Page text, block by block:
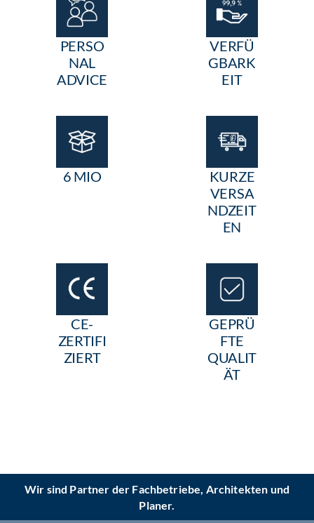
PERSO
NAL
ADVICE
VERFÜ
GBARK
EIT
6 MIO
KURZE
VERSA
NDZEIT
EN
CE-
ZERTIFI
ZIERT
GEPRÜ
FTE
QUALIT
ÄT
Wir sind Partner der Fachbetriebe, Architekten und
Planer.